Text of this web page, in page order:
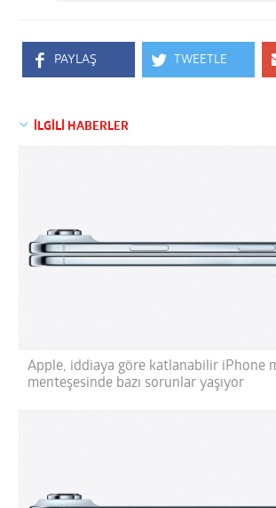
PAYLAŞ TWEETLE
İLGİLİ HABERLER
Apple, iddiaya göre katlanabilir iPhone
menteşesinde bazı sorunlar yaşıyor